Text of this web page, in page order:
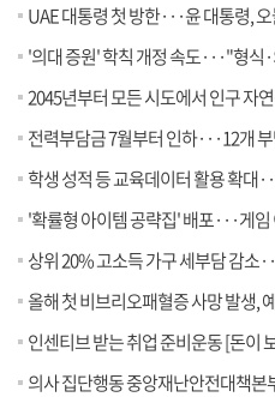
UAE 대통령 첫 방한···윤 대통령,
'의대 증원' 학칙 개정 속도···"형식
2045년부터 모든 시도에서 인구 자
전력부담금 7월부터 인하···12개
학생 성적 등 교육데이터 활용 확대
'확률형 아이템 공략집' 배포···게임 이
상위 20% 고소득 가구 세부담 감소···오해와
올해 첫 비브리오패혈증 사망 발생, 예방 방
인센티브 받는 취업 준비운동 [돈이
의사 집단행동 중앙재난안전대책본부 브